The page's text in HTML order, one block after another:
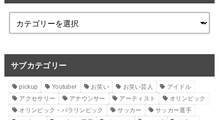
サブカテゴリー
pickup Youtuber お笑い お笑い芸人
アイドル
アクセサリー
アナウンサー アーティスト
オリンピック
オリンピック・パラリンピック
サッカー
サッカー選手